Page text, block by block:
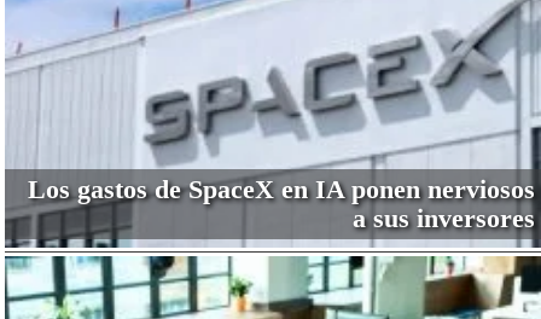
Los gastos de SpaceX en IA ponen nerviosos
a sus inversores